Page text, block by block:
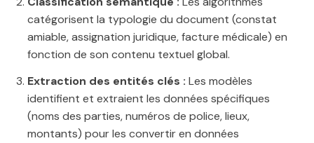
catégorisent la typologie du document (constat
amiable, assignation juridique, facture médicale) en
fonction de son contenu textuel global.
Extraction des entités clés : Les modèles
identifient et extraient les données spécifiques
(noms des parties, numéros de police, lieux,
montants) pour les convertir en données